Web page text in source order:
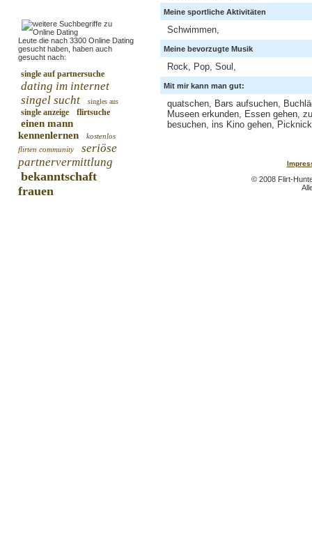
Leute die nach 3300 Online Dating
gesucht haben, haben auch
gesucht nach:
single auf partnersuche
dating im internet
singel sucht
singles aus
single anzeige flirtsuche
einen mann
kennenlernen
kostenlos
flirten community
seriöse
partnervermittlung
bekanntschaft
frauen
Meine sportliche Aktivitäten
Schwimmen,
Meine bevorzugte Musik
Rock, Pop, Soul,
Mit mir kann man gut:
quatschen, Bars aufsuchen,
Museen erkunden, Essen gehen,
besuchen, ins Kino gehen,
© 2008 Flirt-